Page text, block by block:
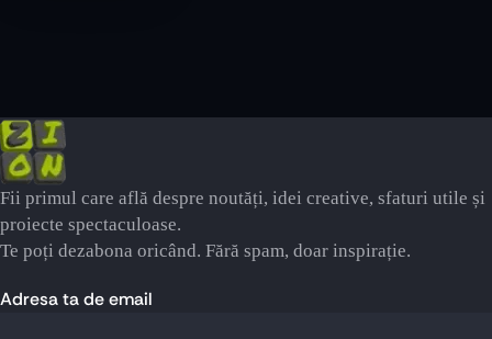
Fii primul care află despre noutăți, idei creative, sfaturi utile și
proiecte spectaculoase.
Te poți dezabona oricând. Fără spam, doar inspirație.
Adresa ta de email